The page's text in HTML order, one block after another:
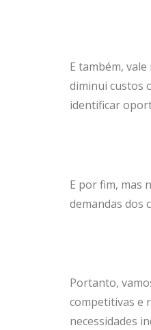
E também,
diminui custos
identificar
E por fim, mas
demandas dos
Portanto,
competitivas e
necessidades